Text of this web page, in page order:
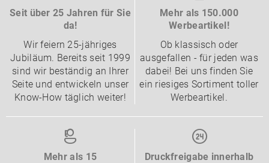
Seit über 25 Jahren für Sie
da!
Wir feiern 25-jähriges
Jubiläum. Bereits seit 1999
sind wir beständig an Ihrer
Seite und entwickeln unser
Know-How täglich weiter!
Mehr als 150.000
Werbeartikel!
Ob klassisch oder
ausgefallen - für jeden was
dabei! Bei uns finden Sie
ein riesiges Sortiment toller
Werbeartikel.
Mehr als 15
Druckfreigabe innerhalb